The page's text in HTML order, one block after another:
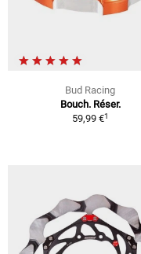
Bud Racing
Bouch. Réser.
59,99 €1